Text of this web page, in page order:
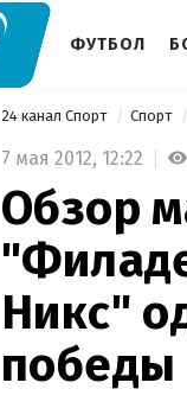
ФУТБОЛ
24 канал Спорт Спорт
7 мая 2012, 12:22
Обзор
Никс"
победы